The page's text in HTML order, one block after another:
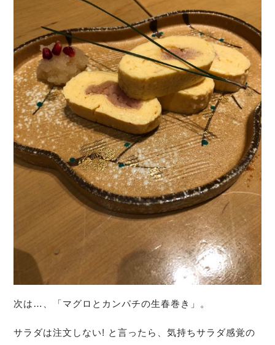
次は…、「マグロとカンパチの生春巻き」。
サラダは注文しない! と言ったら、気持ちサラダ感覚の